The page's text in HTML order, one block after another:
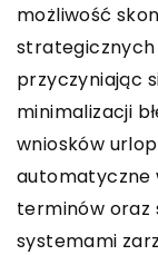
możliwość
przyczyniając
minimalizacji
wniosków
automatyczne
terminów oraz
systemami